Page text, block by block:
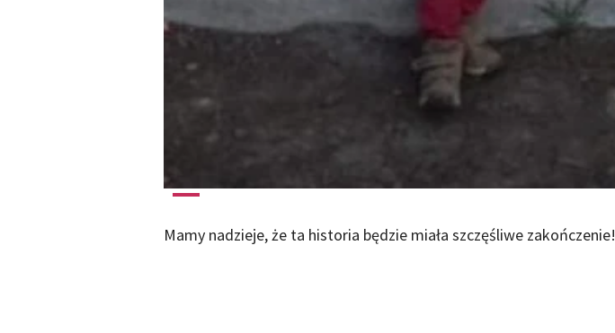
Mamy nadzieje, że ta historia będzie miała szczęśliwe zakończenie!